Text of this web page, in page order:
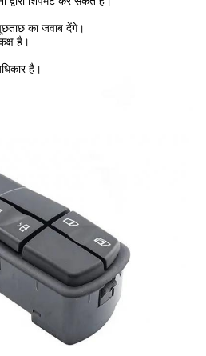
का जवाब देंगे।
है।
है।